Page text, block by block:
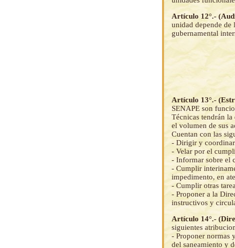
Artículo 12°.-
unidad depende
gubernamental
Artículo 13°.-
SENAPE son
Técnicas tendrán
el volumen de sus
Cuentan con las
- Dirigir y coordinar
- Velar por el
- Informar sobre el
- Cumplir
impedimento, en
- Cumplir otras
- Proponer a la
instructivos y
Artículo 14°.-
siguientes
- Proponer normas
del saneamiento y